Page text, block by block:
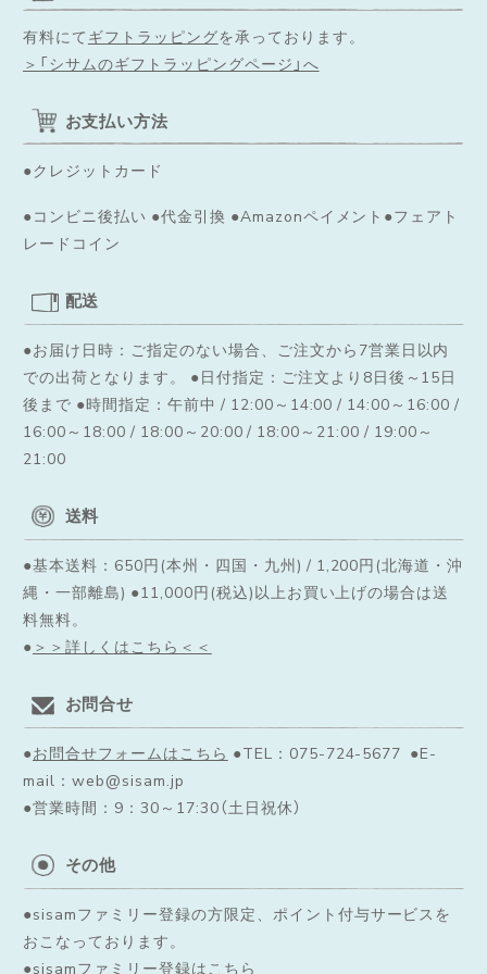
有料にて ギフトラッピングを承っております。
＞「シサムのギフトラッピングページ」へ
お支払い方法
●クレジットカード
●コンビニ後払い ●代金引換 ●Amazonペイメント●フェアト
レードコイン
配送
●お届け日時：ご指定のない場合、ご注文から7営業日以内
での出荷となります。
●日付指定：ご注文より8日後～15日
後まで ●時間指定：午前中 / 12:00～14:00 / 14:00～16:00 /
16:00～18:00 / 18:00～20:00 / 18:00～21:00 / 19:00～
21:00
送料
●基本送料：650円(本州・四国・九州) / 1,200円(北海道・沖
縄・一部離島) ●11,000円(税込)以上お買い上げの場合は送
料無料。
● ＞＞詳しくはこちら＜＜
お問合せ
●お問合せフォームはこちら ●TEL：075-724-5677 ●E-
mail：web@sisam.jp
●営業時間：9：30～17:30（土日祝休）
その他
●sisamファミリー登録の方限定、ポイント付与サービスを
おこなっております。
●sisamファミリー登録はこちら